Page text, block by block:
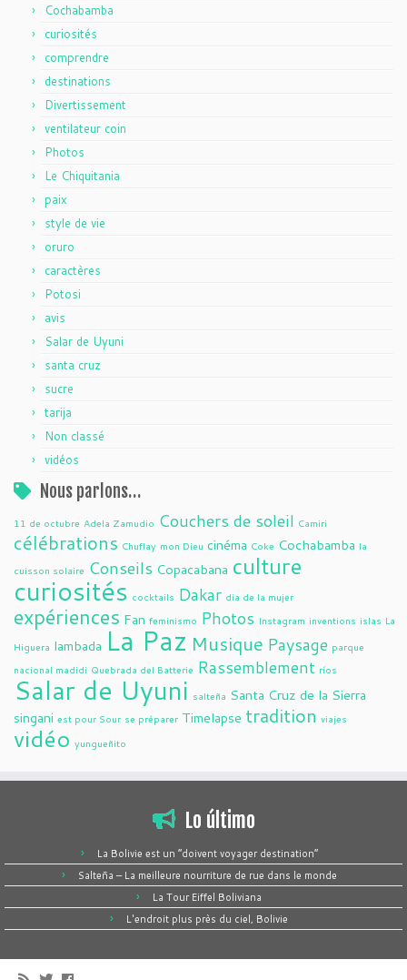
Cochabamba
curiosités
comprendre
destinations
Divertissement
ventilateur coin
Photos
Le Chiquitania
paix
style de vie
oruro
caractères
Potosi
avis
Salar de Uyuni
santa cruz
sucre
tarija
Non classé
vidéos
Nous parlons…
11 de octubre Adela Zamudio Couchers de soleil Camiri
célébrations Chuflay mon Dieu cinéma Coke Cochabamba la
cuisson solaire Conseils Copacabana culture
curiosités cocktails Dakar dia de la mujer
expériences Fan feminismo Photos Instagram inventions islas La
Higuera lambada La Paz Musique Paysage parque
nacional madidi Quebrada del Batterie Rassemblement ríos
Salar de Uyuni salteña Santa Cruz de la Sierra
singani est pour Sour se préparer Timelapse tradition viajes
vidéo yungueñito
Lo último
La Bolivie est un “doivent voyager destination”
Salteña – La meilleure nourriture de rue dans le monde
La Tour Eiffel Boliviana
L'endroit plus près du ciel, Bolivie